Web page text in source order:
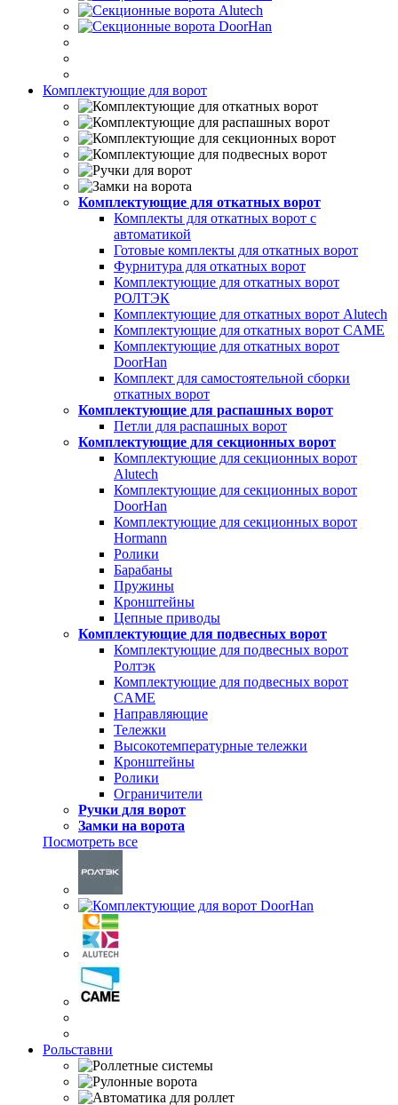
Комплектующие для ворот
Комплектующие для откатных ворот
Комплекты для откатных ворот с
автоматикой
Готовые комплекты для откатных ворот
Фурнитура для откатных ворот
Комплектующие для откатных ворот
РОЛТЭК
Комплектующие для откатных ворот Alutech
Комплектующие для откатных ворот CAME
Комплектующие для откатных ворот
DoorHan
Комплект для самостоятельной сборки
откатных ворот
Комплектующие для распашных ворот
Петли для распашных ворот
Комплектующие для секционных ворот
Комплектующие для секционных ворот
Alutech
Комплектующие для секционных ворот
DoorHan
Комплектующие для секционных ворот
Hormann
Ролики
Барабаны
Пружины
Кронштейны
Цепные приводы
Комплектующие для подвесных ворот
Комплектующие для подвесных ворот
Ролтэк
Комплектующие для подвесных ворот
CAME
Направляющие
Тележки
Высокотемпературные тележки
Кронштейны
Ролики
Ограничители
Ручки для ворот
Замки на ворота
Посмотреть все
Рольставни